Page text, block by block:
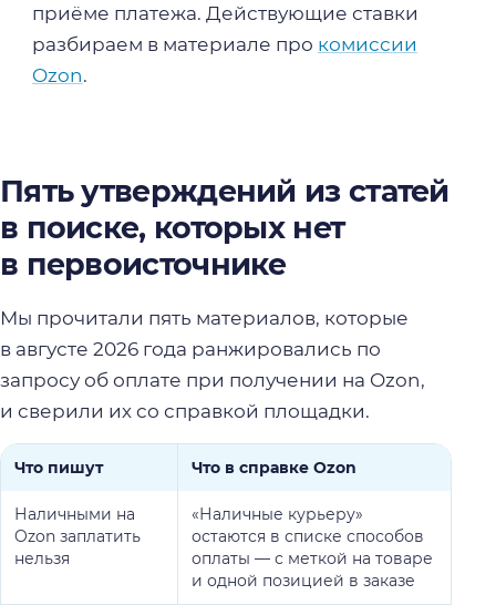
приёме платежа. Действующие ставки
разбираем в материале про комиссии
Ozon.
Пять утверждений из статей
в поиске, которых нет
в первоисточнике
Мы прочитали пять материалов, которые
в августе 2026 года ранжировались по
запросу об оплате при получении на Ozon,
и сверили их со справкой площадки.
Что пишут Что в справке Ozon
Наличными на
Ozon заплатить
нельзя
«Наличные курьеру»
остаются в списке способов
оплаты — с меткой на товаре
и одной позицией в заказе